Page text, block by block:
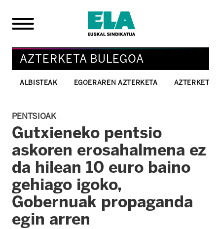
AZTERKETA BULEGOA
ALBISTEAK EGOERAREN AZTERKETA AZTERKETAK
PENTSIOAK
Gutxieneko pentsio
askoren erosahalmena ez
da hilean 10 euro baino
gehiago igoko,
Gobernuak propaganda
egin arren